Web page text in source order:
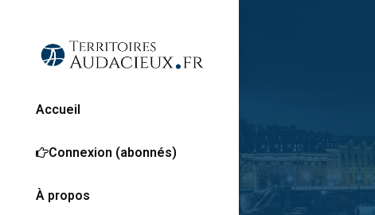
Accueil
Connexion (abonnés)
À propos